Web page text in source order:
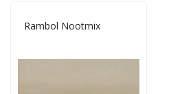
Rambol Nootmix